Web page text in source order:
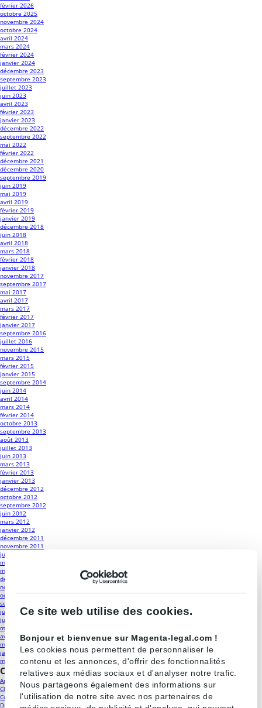
Ce site web utilise des cookies.
Bonjour et bienvenue sur Magenta-legal.com !
Les cookies nous permettent de personnaliser le
contenu et les annonces, d'offrir des fonctionnalités
relatives aux médias sociaux et d'analyser notre trafic.
Nous partageons également des informations sur
l'utilisation de notre site avec nos partenaires de
février 2026
octobre 2025
novembre 2024
octobre 2024
avril 2024
mars 2024
février 2024
janvier 2024
décembre 2023
septembre 2023
juillet 2023
juin 2023
avril 2023
février 2023
janvier 2023
décembre 2022
septembre 2022
mai 2022
février 2022
décembre 2021
décembre 2020
septembre 2019
juin 2019
mai 2019
avril 2019
février 2019
janvier 2019
décembre 2018
juin 2018
avril 2018
mars 2018
février 2018
janvier 2018
novembre 2017
septembre 2017
mai 2017
avril 2017
mars 2017
février 2017
janvier 2017
septembre 2016
juillet 2016
novembre 2015
mars 2015
février 2015
janvier 2015
septembre 2014
juin 2014
avril 2014
mars 2014
février 2014
octobre 2013
septembre 2013
août 2013
juillet 2013
juin 2013
mars 2013
février 2013
janvier 2013
décembre 2012
octobre 2012
septembre 2012
juin 2012
mars 2012
janvier 2012
décembre 2011
novembre 2011
juin 2011
mai 2011
mars 2011
décembre 2010
novembre 2010
octobre 2010
septembre 2010
juillet 2010
juin 2010
mai 2010
avril 2010
mars 2010
janvier 2010
mars 2009
Catégories
Antitrust(18)
Classements(19)
Contrôle des concentrations(25)
Droit de la distribution et contrats commerciaux(23)